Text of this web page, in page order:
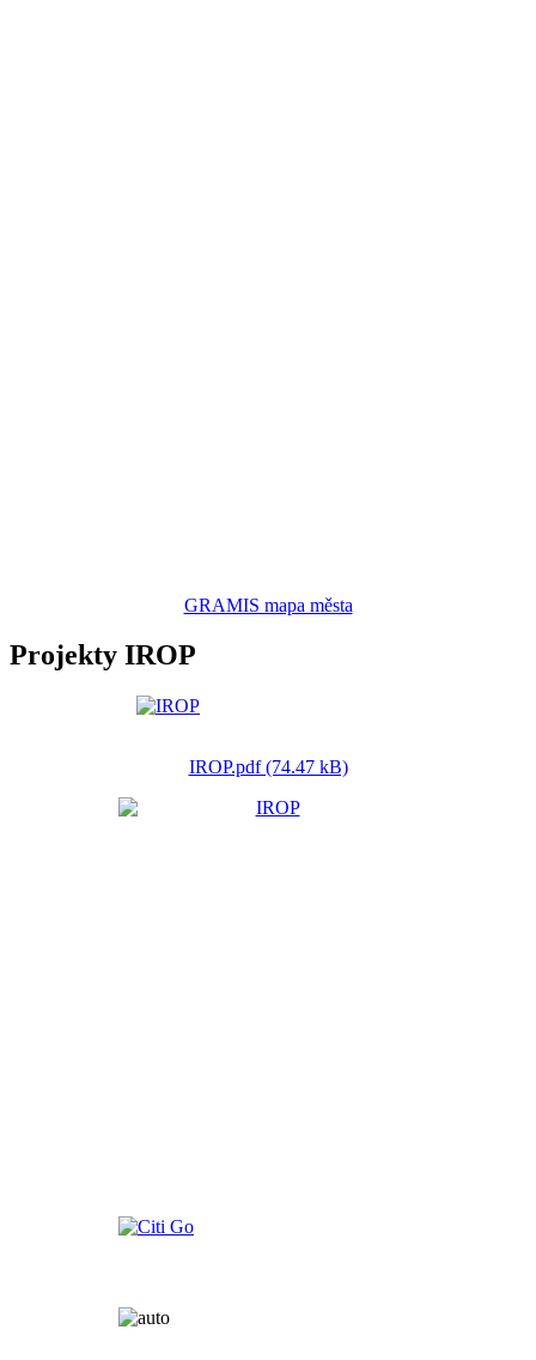
GRAMIS mapa města
Projekty IROP
IROP.pdf (74.47 kB)